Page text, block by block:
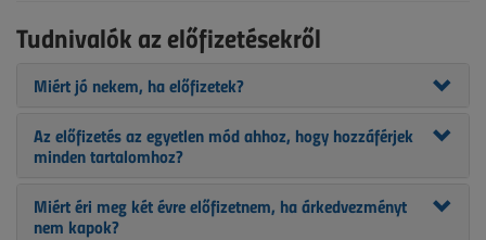
Tudnivalók az előfizetésekről
Miért jó nekem, ha előfizetek?
Az előfizetés az egyetlen mód ahhoz, hogy hozzáférjek
minden tartalomhoz?
Miért éri meg két évre előfizetnem, ha árkedvezményt
nem kapok?